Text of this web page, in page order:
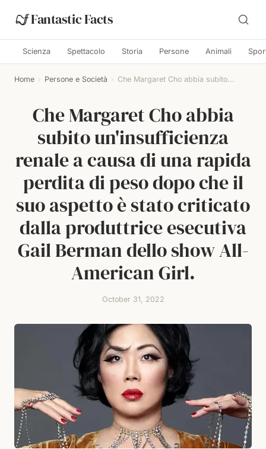
Fantastic Facts
Scienza Spettacolo Storia Persone Animali
Home › Persone e Società › Che Margaret Cho abbia subito...
Che Margaret Cho abbia
subito un'insufficienza
renale a causa di una rapida
perdita di peso dopo che il
suo aspetto è stato criticato
dalla produttrice esecutiva
Gail Berman dello show All-
American Girl.
October 31, 2022